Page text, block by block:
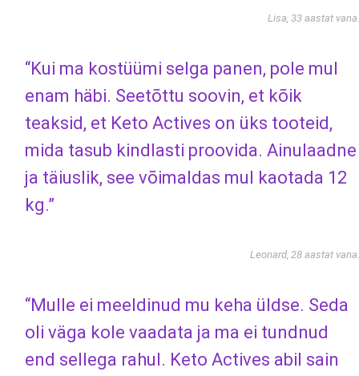
Lisa, 33 aastat vana.
“Kui ma kostüümi selga panen, pole mul
enam häbi. Seetõttu soovin, et kõik
teaksid, et Keto Actives on üks tooteid,
mida tasub kindlasti proovida. Ainulaadne
ja täiuslik, see võimaldas mul kaotada 12
kg.”
Leonard, 28 aastat vana.
“Mulle ei meeldinud mu keha üldse. Seda
oli väga kole vaadata ja ma ei tundnud
end sellega rahul. Keto Actives abil sain